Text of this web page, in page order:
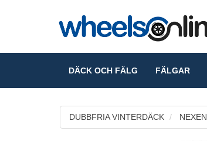
DÄCK OCH FÄLG FÄLGAR
DUBBFRIA VINTERDÄCK NEXEN